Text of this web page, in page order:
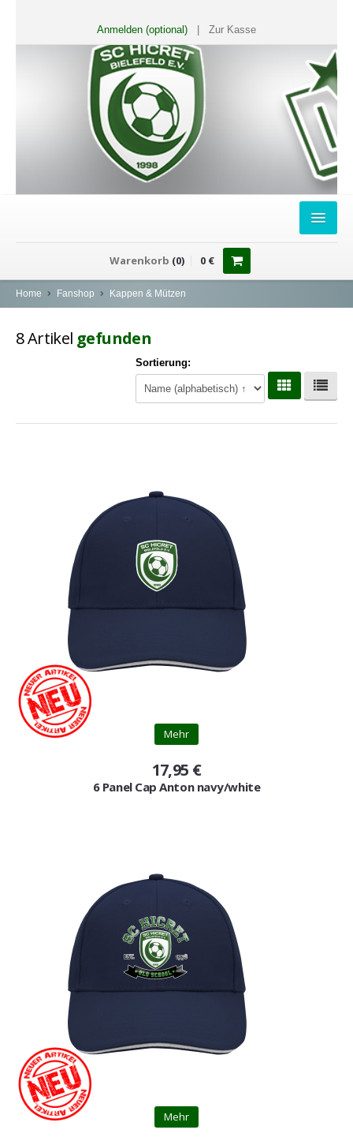
Anmelden (optional) Zur Kasse
FANSHOP
T-Shirts
Kochen & Grillen
Polo`s & Hemden
Wimpel & Fanschal & Schirme
Kappen & Mützen
Alles fürs Bad
Leinwände und Kissen
Alles für die Kids
Long Sleeve & Tank Top
Gutscheine
Warenkorb (0) 0€
Home Fanshop Kappen & Mützen
8Artikel gefunden
Sortierung:
Mehr
17,95 €
6 Panel Cap Anton navy/white
Mehr